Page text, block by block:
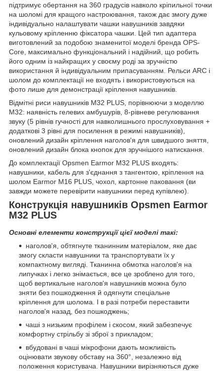
підтримує обертання на 360 градусів навколо кріпильної точки
на шоломі для кращого настроювання, також дає змогу дуже
індивідуально налаштувати чашки навушників завдяки
кульовому кріпленню фіксатора чашки. Цей тип адаптера
виготовлений за подобою знаменитої моделі бренда OPS-
Core, максимально функціональний і надійний, що робить
його одним із найкращих у своєму роді за зручністю
використання й індивідуальним припасуванням. Рельси ARC і
шолом до комплектації не входять і використовуються на
фото лише для демонстрації кріплення навушників.
Відмітні риси навушників M32 PLUS, порівнюючи з моделлю
M32: наявність гелевих амбушурів, 8-рівневе регулювання
звуку (5 рівнів гучності для навколишнього прослуховування +
додаткові 3 рівні для посилення в режимі навушників),
оновлений дизайн кріплення наголов'я для швидшого зняття,
оновлений дизайн блока кнопок для зручнішого натискання.
До комплектації Opsmen Earmor M32 PLUS входять:
навушники, кабель для з'єднання з тангентою, кріплення на
шолом Earmor M16 PLUS, чохол, картонне паковання (ви
завжди можете перевірити навушники перед купівлею).
Конструкція навушників Opsmen Earmor
M32 PLUS
Основні елементи конструкції цієї моделі такі:
наголов'я, обтягнуте тканинним матеріалом, яке дає
змогу скласти навушники та транспортувати їх у
компактному вигляді. Тканинна обмотка наголов'я на
липучках і легко знімається, все це зроблено для того,
щоб вертикальне наголов'я навушників можна було
зняти без пошкодження й одягнути спеціальне
кріплення для шолома. І в разі потреби переставити
наголов'я назад, без пошкоджень;
чаші з низьким профілем і скосом, який забезпечує
комфортну стрільбу зі зброї з прикладом;
вбудовані в чаші мікрофони дають можливість
оцінювати звукову обставу на 360°, незалежно від
положення користувача. Навушники вирізняються дуже